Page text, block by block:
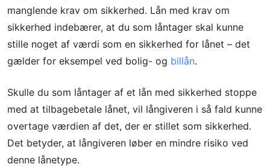
manglende krav om sikkerhed. Lån med krav om
sikkerhed indebærer, at du som låntager skal kunne
stille noget af værdi som en sikkerhed for lånet – det
gælder for eksempel ved bolig- og billån.
Skulle du som låntager af et lån med sikkerhed stoppe
med at tilbagebetale lånet, vil långiveren i så fald kunne
overtage værdien af det, der er stillet som sikkerhed.
Det betyder, at långiveren løber en mindre risiko ved
denne lånetype.